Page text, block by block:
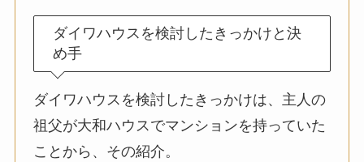
ダイワハウスを検討したきっかけと決
め手
ダイワハウスを検討したきっかけは、主人の
祖父が大和ハウスでマンションを持っていた
ことから、その紹介。